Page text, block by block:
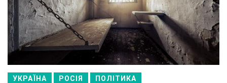
УКРАЇНА РОСІЯ ПОЛІТИКА